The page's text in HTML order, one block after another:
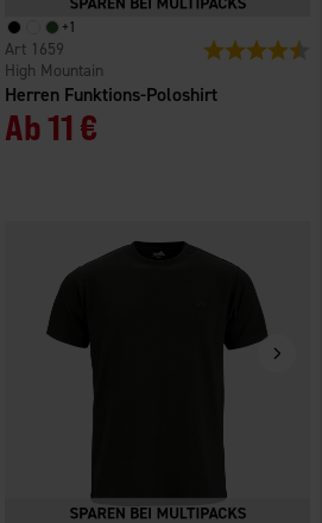
4.6 von 5 Sternen
+1
Herren Funktions-Poloshirt
High Mountain
1659
Ab11 €
Bewertung: